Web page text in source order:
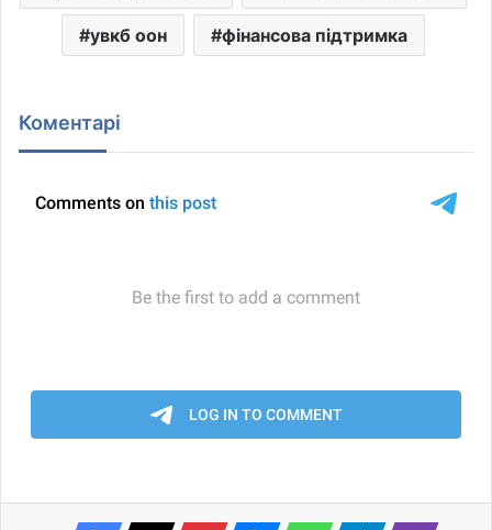
увкб оон фінансова підтримка
Коментарі